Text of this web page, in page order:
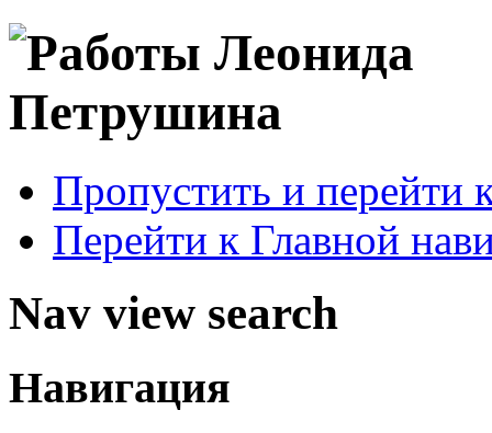
Пропустить и перейти
Перейти к Главной
Nav view search
Навигация